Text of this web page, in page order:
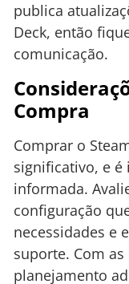
publica
Deck, então
comunicação.
Compra
Comprar o
significativo, e é
informada.
configuração
necessidades e
suporte. Com
planejamento